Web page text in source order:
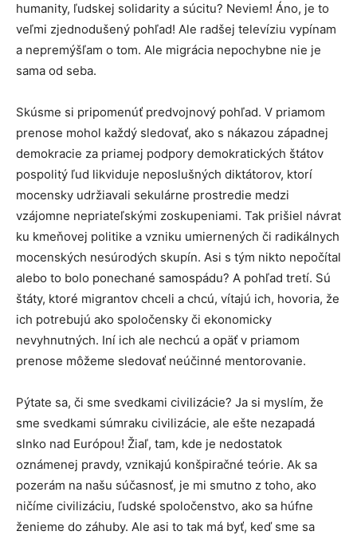
humanity, ľudskej solidarity a súcitu? Neviem! Áno, je to
veľmi zjednodušený pohľad! Ale radšej televíziu vypínam
a nepremýšľam o tom. Ale migrácia nepochybne nie je
sama od seba.
Skúsme si pripomenúť predvojnový pohľad. V priamom
prenose mohol každý sledovať, ako s nákazou západnej
demokracie za priamej podpory demokratických štátov
pospolitý ľud likviduje neposlušných diktátorov, ktorí
mocensky udržiavali sekulárne prostredie medzi
vzájomne nepriateľskými zoskupeniami. Tak prišiel návrat
ku kmeňovej politike a vzniku umiernených či radikálnych
mocenských nesúrodých skupín. Asi s tým nikto nepočítal
alebo to bolo ponechané samospádu? A pohľad tretí. Sú
štáty, ktoré migrantov chceli a chcú, vítajú ich, hovoria, že
ich potrebujú ako spoločensky či ekonomicky
nevyhnutných. Iní ich ale nechcú a opäť v priamom
prenose môžeme sledovať neúčinné mentorovanie.
Pýtate sa, či sme svedkami civilizácie? Ja si myslím, že
sme svedkami súmraku civilizácie, ale ešte nezapadá
slnko nad Európou! Žiaľ, tam, kde je nedostatok
oznámenej pravdy, vznikajú konšpiračné teórie. Ak sa
pozerám na našu súčasnosť, je mi smutno z toho, ako
ničíme civilizáciu, ľudské spoločenstvo, ako sa húfne
ženieme do záhuby. Ale asi to tak má byť, keď sme sa